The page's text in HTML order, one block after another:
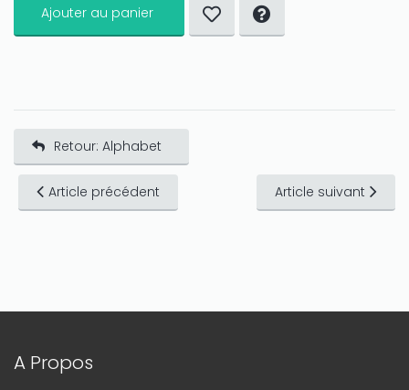
Ajouter au panier
Retour: Alphabet
Article précédent Article suivant
A Propos